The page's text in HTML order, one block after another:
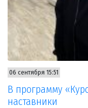
06 сентября 15:51
В программу
наставники